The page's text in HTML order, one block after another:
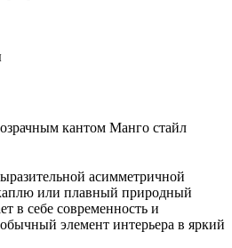
кантом Манго стайл
асимметричной
или плавный природный
в себе современность и
элемент интерьера в яркий